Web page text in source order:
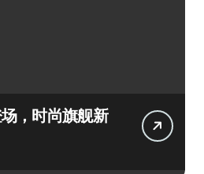
，时尚旗舰新